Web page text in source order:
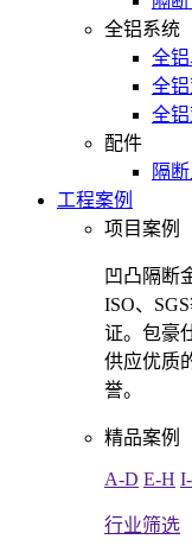
全铝系统
全
全
全
配件
隔
工程案例
项目案例
凹凸隔断
ISO、
证。包豪
供应优质
誉。
精品案例
A-D E-H
行业筛选